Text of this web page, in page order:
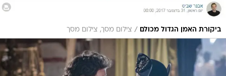
ביקורת האמן הגדול מכולם / צילום מסך, צילום מסך